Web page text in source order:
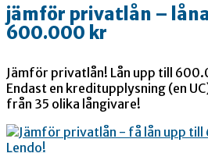
jämför privatlån – låna
600.000 kr
Jämför privatlån! Lån upp till
Endast en kreditupplysning (en
från 35 olika långivare!